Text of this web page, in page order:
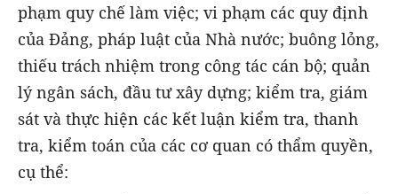
phạm quy chế làm việc; vi phạm các quy định
của Đảng, pháp luật của Nhà nước; buông lỏng,
thiếu trách nhiệm trong công tác cán bộ; quản
lý ngân sách, đầu tư xây dựng; kiểm tra, giám
sát và thực hiện các kết luận kiểm tra, thanh
tra, kiểm toán của các cơ quan có thẩm quyền,
cụ thể: